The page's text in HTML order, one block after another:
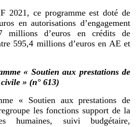
2021, ce programme est doté de
en autorisations d’engagement
d’euros en crédits de
595,4 millions d’euros en AE et
« Soutien aux prestations de
» (n° 613)
«
Soutien aux prestations de
les fonctions support de la
humaines, suivi budgétaire,